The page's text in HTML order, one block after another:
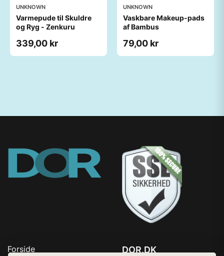
UNKNOWN
Varmepude til Skuldre
og Ryg - Zenkuru
339,00 kr
UNKNOWN
Vaskbare Makeup-pads
af Bambus
79,00 kr
Forside DOR.DK